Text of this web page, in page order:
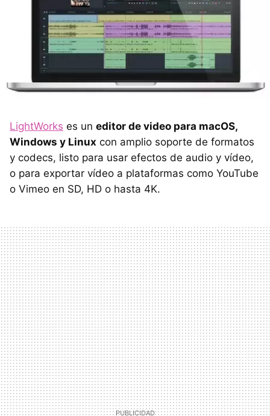
LightWorks es un editor de video para macOS,
Windows y Linux con amplio soporte de formatos
y codecs, listo para usar efectos de audio y vídeo,
o para exportar vídeo a plataformas como YouTube
o Vimeo en SD, HD o hasta 4K.